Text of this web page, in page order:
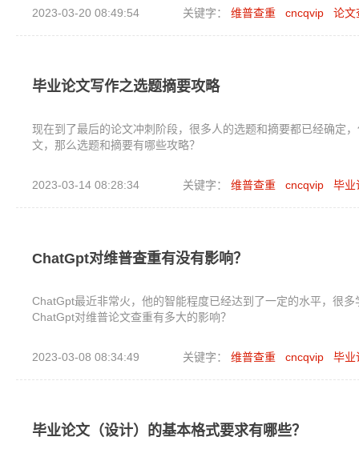
2023-03-20 08:49:54
关键字： 维普查重 cncqvip 论文
毕业论文写作之选题摘要攻略
现在到了最后的论文冲刺阶段，很多人的选题和摘要都已经确定
文，那么选题和摘要有哪些攻略？
2023-03-14 08:28:34 关键字： 维普查重 cncqvip 毕业
ChatGpt对维普查重有没有影响？
ChatGpt最近非常火，他的智能程度已经达到了一定的水平，很
ChatGpt对维普论文查重有多大的影响？
2023-03-08 08:34:49 关键字： 维普查重 cncqvip 毕业
毕业论文（设计）的基本格式要求有哪些？